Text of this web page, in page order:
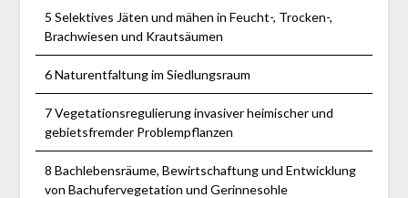
5 Selektives Jäten und mähen in Feucht-, Trocken-,
Brachwiesen und Krautsäumen
6 Naturentfaltung im Siedlungsraum
7 Vegetationsregulierung invasiver heimischer und
gebietsfremder Problempflanzen
8 Bachlebensräume, Bewirtschaftung und Entwicklung
von Bachufervegetation und Gerinnesohle